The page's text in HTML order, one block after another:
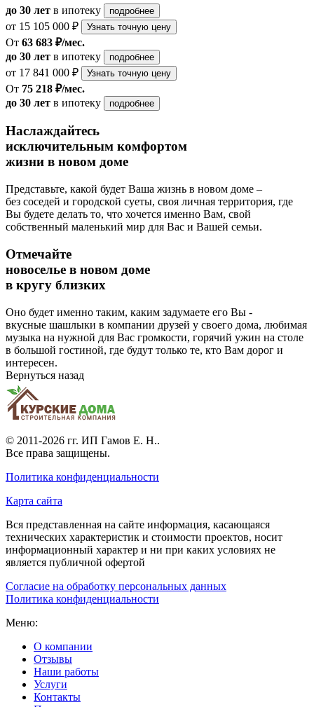
до 30 лет в ипотеку подробнее
от 15 105 000 ₽ Узнать точную цену
От 63 683 ₽/мес.
до 30 лет в ипотеку подробнее
от 17 841 000 ₽ Узнать точную цену
От 75 218 ₽/мес.
до 30 лет в ипотеку подробнее
Наслаждайтесь
исключительным комфортом
жизни в новом доме
Представьте, какой будет Ваша жизнь в новом доме –
без соседей и городской суеты, своя личная территория, где
Вы будете делать то, что хочется именно Вам, свой
собственный маленький мир для Вас и Вашей семьи.
Отмечайте
новоселье в новом доме
в кругу близких
Оно будет именно таким, каким задумаете его Вы -
вкусные шашлыки в компании друзей у своего дома, любимая
музыка на нужной для Вас громкости, горячий ужин на столе
в большой гостиной, где будут только те, кто Вам дорог и
интересен.
Вернуться назад
© 2011-2026 гг. ИП Гамов Е. Н..
Все права защищены.
Политика конфиденциальности
Карта сайта
Вся представленная на сайте информация, касающаяся
технических характеристик и стоимости проектов, носит
информационный характер и ни при каких условиях не
является публичной офертой
Согласие на обработку персональных данных
Политика конфиденциальности
Меню:
О компании
Отзывы
Наши работы
Услуги
Контакты